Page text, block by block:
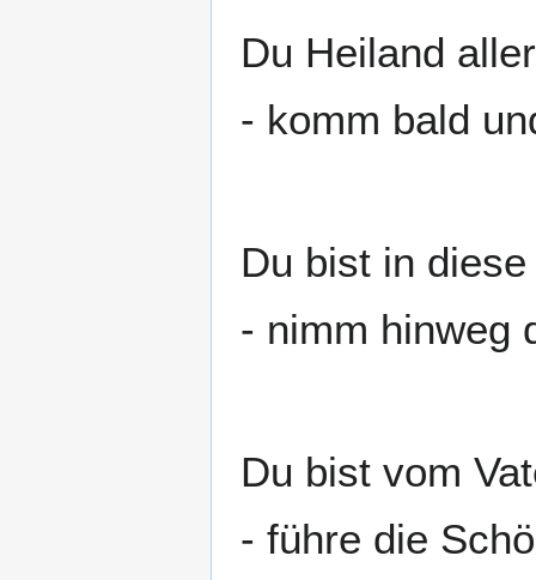
Du Heiland
- komm bald
Du bist in
- nimm hinweg
Du bist vom
- führe die